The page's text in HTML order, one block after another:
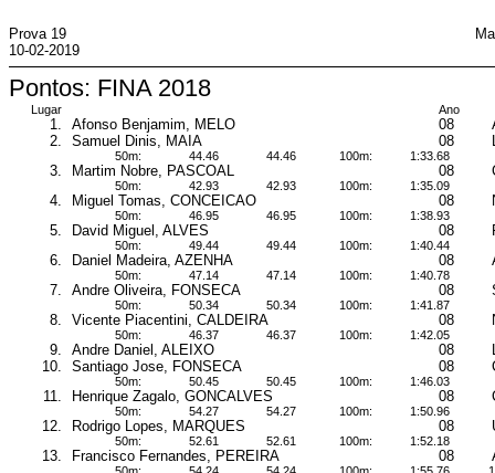
Prova 19
10-02-2019
Pontos: FINA 2018
Lugar Ano
1. Afonso Benjamim, MELO 08
2.
Samuel Dinis, MAIA 08
50m: 44.46 44.46 100m: 1:33.68
3. Martim Nobre, PASCOAL 08
50m: 42.93 42.93 100m: 1:35.09
4. Miguel Tomas, CONCEICAO 08
50m: 46.95 46.95 100m: 1:38.93
5. David Miguel, ALVES 08
50m: 49.44 49.44 100m: 1:40.44
6. Daniel Madeira, AZENHA 08
50m: 47.14 47.14 100m: 1:40.78
7. Andre Oliveira, FONSECA 08
50m: 50.34 50.34 100m: 1:41.87
8. Vicente Piacentini, CALDEIRA 08
50m: 46.37 46.37 100m: 1:42.05
9. Andre Daniel, ALEIXO 08
10.
Santiago Jose, FONSECA 08
50m: 50.45 50.45 100m: 1:46.03
11. Henrique Zagalo, GONCALVES 08
50m: 54.27 54.27 100m: 1:50.96
12. Rodrigo Lopes, MARQUES 08
50m: 52.61 52.61 100m: 1:52.18
13. Francisco Fernandes, PEREIRA 08